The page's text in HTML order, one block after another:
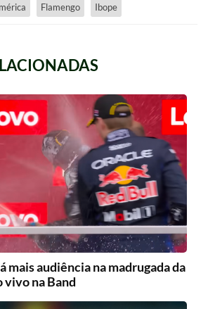
Flamengo Ibope
mais audiência na madrugada da
vivo na Band